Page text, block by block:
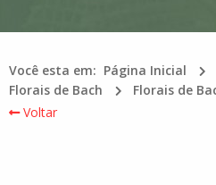
Você esta em: Página Inicial
Florais de Bach
Florais de
Voltar